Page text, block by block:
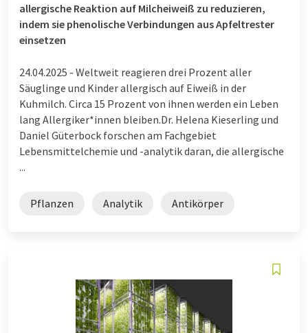
allergische Reaktion auf Milcheiweiß zu reduzieren,
indem sie phenolische Verbindungen aus Apfeltrester
einsetzen
24.04.2025 - Weltweit reagieren drei Prozent aller
Säuglinge und Kinder allergisch auf Eiweiß in der
Kuhmilch. Circa 15 Prozent von ihnen werden ein Leben
lang Allergiker*innen bleiben.Dr. Helena Kieserling und
Daniel Güterbock forschen am Fachgebiet
Lebensmittelchemie und -analytik daran, die allergische
...
Pflanzen Analytik Antikörper